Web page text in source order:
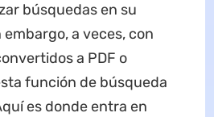
búsquedas en su
a veces, con
a PDF o
función de búsqueda
es donde entra en